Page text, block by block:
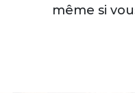
même si